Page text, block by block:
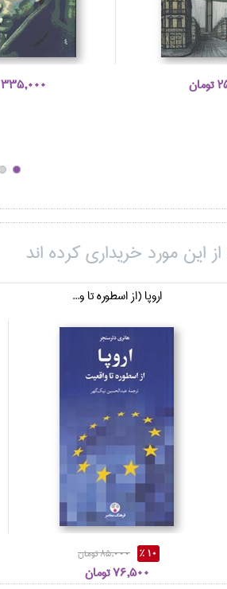
335,000 تومان
این مورد خریداری کرده اند
اروپا (از اسطوره تا و...
10 % 85,000 تومان
76,500 تومان